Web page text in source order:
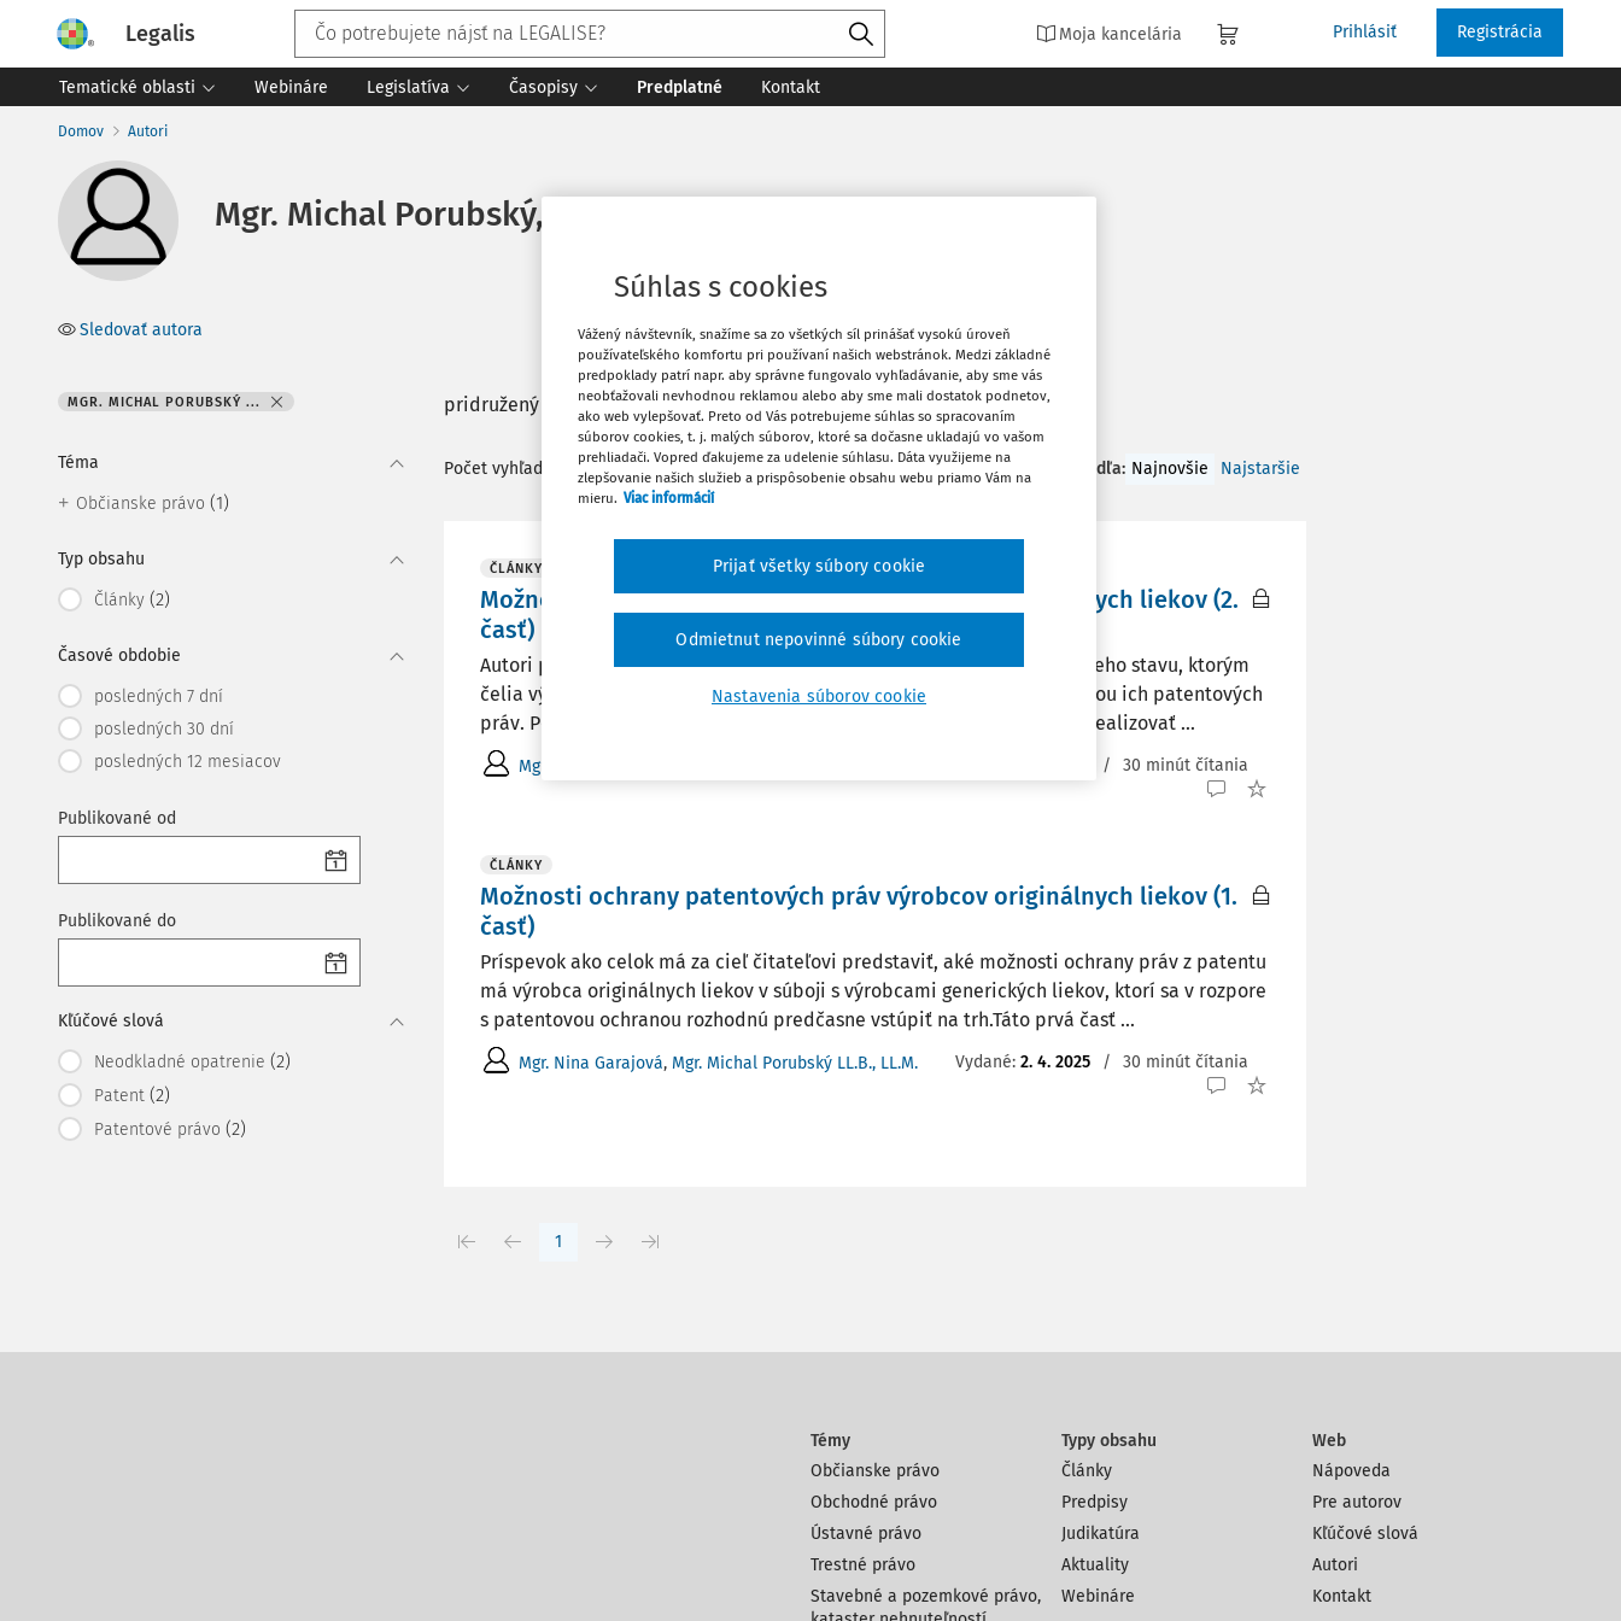
Legalis Moja kancelária Prihlásiť Registrácia
Tematické oblasti Webináre Legislatíva Časopisy Predplatné Kontakt
Domov Autori
Mgr. Michal Porubský, LL.B., LL.M.
Sledovať autora
MGR. MICHAL PORUBSKÝ ...
Téma
Občianske právo (1)
Typ obsahu
Články (2)
Časové obdobie
posledných 7 dní
posledných 30 dní
posledných 12 mesiacov
Publikované od
Publikované do
Kľúčové slová
Neodkladné opatrenie (2)
Patent (2)
Patentové právo (2)
pridružený generálny advokátNovo Nordisk A/S
Počet vyhľadaných dokumentov: 2 Zoradiť podľa: Najnovšie Najstaršie
ČLÁNKY
Možnosti ochrany patentových práv výrobcov originálnych liekov (2.
časť)
Autori príspevku poukazujú na problémy a nedostatky platného právneho stavu, ktorým
čelia výrobcovia originálnych liekov na Slovensku v súvislosti s ochranou ich patentových
práv. Poukazujú na existenciu Bolarovej výnimky, podľa ktorej možno realizovať ...
Mgr. Nina Garajová / 30 minút čítania
ČLÁNKY
Možnosti ochrany patentových práv výrobcov originálnych liekov (1.
časť)
Príspevok ako celok má za cieľ čitateľovi predstaviť, aké možnosti ochrany práv z patentu
má výrobca originálnych liekov v súboji s výrobcami generických liekov, ktorí sa v rozpore
s patentovou ochranou rozhodnú predčasne vstúpiť na trh.Táto prvá časť ...
Mgr. Nina Garajová, Mgr. Michal Porubský LL.B., LL.M. Vydané: 2. 4. 2025 / 30 minút čítania
1
Témy
Občianske právo
Obchodné právo
Ústavné právo
Trestné právo
Stavebné a pozemkové právo,
Typy obsahu
Články
Predpisy
Judikatúra
Aktuality
Webináre
Web
Nápoveda
Pre autorov
Kľúčové slová
Autori
Kontakt
Súhlas s cookies
Vážený návštevník, snažíme sa zo všetkých síl prinášať vysokú úroveň
používateľského komfortu pri používaní našich webstránok. Medzi základné
predpoklady patrí napr. aby správne fungovalo vyhľadávanie, aby sme vás
neobťažovali nevhodnou reklamou alebo aby sme mali dostatok podnetov,
ako web vylepšovať. Preto od Vás potrebujeme súhlas so spracovaním
súborov cookies, t. j. malých súborov, ktoré sa dočasne ukladajú vo vašom
prehliadači. Vopred ďakujeme za udelenie súhlasu. Dáta využijeme na
zlepšovanie našich služieb a prispôsobenie obsahu webu priamo Vám na
mieru. Viac informácií
Nastavenia súborov cookie
Odmietnut nepovinné súbory cookie
Prijať všetky súbory cookie